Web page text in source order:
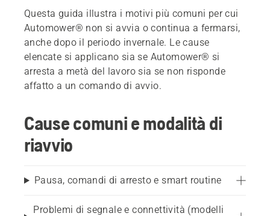
Questa guida illustra i motivi più comuni per cui
Automower® non si avvia o continua a fermarsi,
anche dopo il periodo invernale. Le cause
elencate si applicano sia se Automower® si
arresta a metà del lavoro sia se non risponde
affatto a un comando di avvio.
Cause comuni e modalità di
riavvio
Pausa, comandi di arresto e smart routine
Problemi di segnale e connettività (modelli